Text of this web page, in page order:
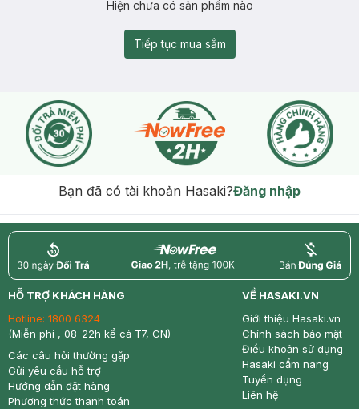
Hiện chưa có sản phẩm nào
Tiếp tục mua sắm
Bạn đã có tài khoản Hasaki?Đăng nhập
return nowfree price
HỖ TRỢ KHÁCH HÀNG
Hotline: 1800 6324
(Miễn phí , 08-22h kể cả T7, CN)
Các câu hỏi thường gặp
Gửi yêu cầu hỗ trợ
Hướng dẫn đặt hàng
Phương thức thanh toán
VỀ HASAKI.VN
Giới thiệu Hasaki.vn
Chính sách bảo mật
Điều khoản sử dụng
Hasaki cẩm nang
Tuyển dụng
Liên hệ